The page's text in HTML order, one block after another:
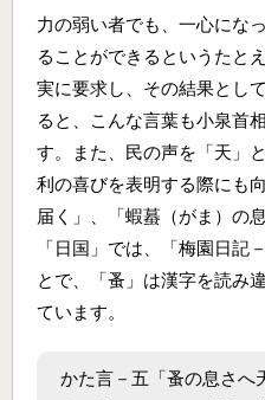
力の弱い者でも、一心にな
ることができるというたと
実に要求し、その結果とし
ると、こんな言葉も小泉首
す。また、民の声を「天」
利の喜びを表明する際にも
届く」、「蝦蟇（がま）の
「日国」では、「梅園日記
とで、「蚤」は漢字を読み
ています。
かた言－五「蚤の息さへ